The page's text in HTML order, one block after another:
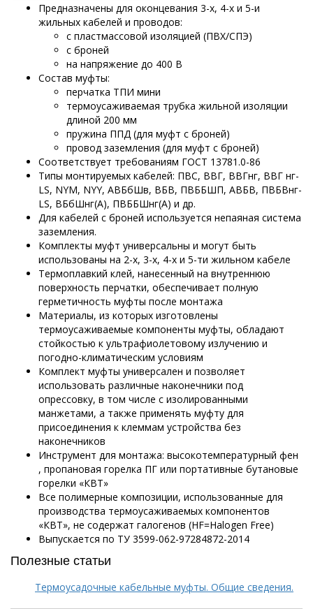
Предназначены для оконцевания 3-х, 4-х и 5-и
жильных кабелей и проводов:
с пластмассовой изоляцией (ПВХ/СПЭ)
с броней
на напряжение до 400 В
Состав муфты:
перчатка ТПИ мини
термоусаживаемая трубка жильной изоляции
длиной 200 мм
пружина ППД (для муфт с броней)
провод заземления (для муфт с броней)
Соответствует требованиям ГОСТ 13781.0-86
Типы монтируемых кабелей: ПВС, ВВГ, ВВГнг, ВВГ нг-
LS, NYM, NYY, АВБбШв, ВБВ, ПВББШП, АВБВ, ПВБВнг-
LS, ВБбШнг(А), ПВББШнг(А) и др.
Для кабелей с броней используется непаяная система
заземления.
Комплекты муфт универсальны и могут быть
использованы на 2-х, 3-х, 4-х и 5-ти жильном кабеле
Термоплавкий клей, нанесенный на внутреннюю
поверхность перчатки, обеспечивает полную
герметичность муфты после монтажа
Материалы, из которых изготовлены
термоусаживаемые компоненты муфты, обладают
стойкостью к ультрафиолетовому излучению и
погодно-климатическим условиям
Комплект муфты универсален и позволяет
использовать различные наконечники под
опрессовку, в том числе с изолированными
манжетами, а также применять муфту для
присоединения к клеммам устройства без
наконечников
Инструмент для монтажа: высокотемпературный фен
, пропановая горелка ПГ или портативные бутановые
горелки «КВТ»
Все полимерные композиции, использованные для
производства термоусаживаемых компонентов
«КВТ», не содержат галогенов (HF=Halogen Free)
Выпускается по ТУ 3599-062-97284872-2014
Полезные статьи
Термоусадочные кабельные муфты. Общие сведения.